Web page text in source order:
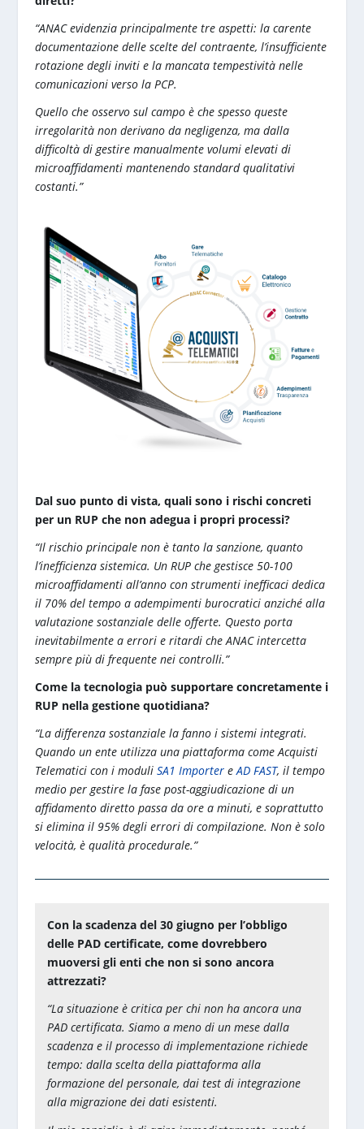
“ANAC evidenzia principalmente tre aspetti: la carente
documentazione delle scelte del contraente, l’insufficiente
rotazione degli inviti e la mancata tempestività nelle
comunicazioni verso la PCP.
Quello che osservo sul campo è che spesso queste
irregolarità non derivano da negligenza, ma dalla
difficoltà di gestire manualmente volumi elevati di
microaffidamenti mantenendo standard qualitativi
costanti.”
Dal suo punto di vista, quali sono i rischi concreti
per un RUP che non adegua i propri processi?
“Il rischio principale non è tanto la sanzione, quanto
l’inefficienza sistemica. Un RUP che gestisce 50-100
microaffidamenti all’anno con strumenti inefficaci dedica
il 70% del tempo a adempimenti burocratici anziché alla
valutazione sostanziale delle offerte. Questo porta
inevitabilmente a errori e ritardi che ANAC intercetta
sempre più di frequente nei controlli.”
Come la tecnologia può supportare concretamente i
RUP nella gestione quotidiana?
“La differenza sostanziale la fanno i sistemi integrati.
Quando un ente utilizza una piattaforma come Acquisti
Telematici con i moduli SA1 ImportereAD FAST, il tempo
medio per gestire la fase post-aggiudicazione di un
affidamento diretto passa da ore a minuti, e soprattutto
si elimina il 95% degli errori di compilazione. Non è solo
velocità, è qualità procedurale.”
Con la scadenza del 30 giugno per l’obbligo
delle PAD certificate, come dovrebbero
muoversi gli enti che non si sono ancora
attrezzati?
“La situazione è critica per chi non ha ancora una
PAD certificata. Siamo a meno di un mese dalla
scadenza e il processo di implementazione richiede
tempo: dalla scelta della piattaforma alla
formazione del personale, dai test di integrazione
alla migrazione dei dati esistenti.